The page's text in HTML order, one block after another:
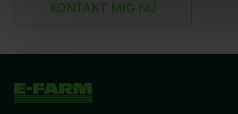
KONTAKT MIG NU